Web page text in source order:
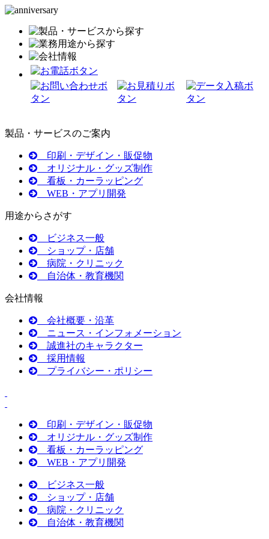
製品・サービスのご案内
印刷・デザイン・販促物
オリジナル・グッズ制作
看板・カーラッピング
WEB・アプリ開発
用途からさがす
ビジネス一般
ショップ・店舗
病院・クリニック
自治体・教育機関
会社情報
会社概要・沿革
ニュース・インフォメーション
誠進社のキャラクター
採用情報
プライバシー・ポリシー
印刷・デザイン・販促物
オリジナル・グッズ制作
看板・カーラッピング
WEB・アプリ開発
ビジネス一般
ショップ・店舗
病院・クリニック
自治体・教育機関